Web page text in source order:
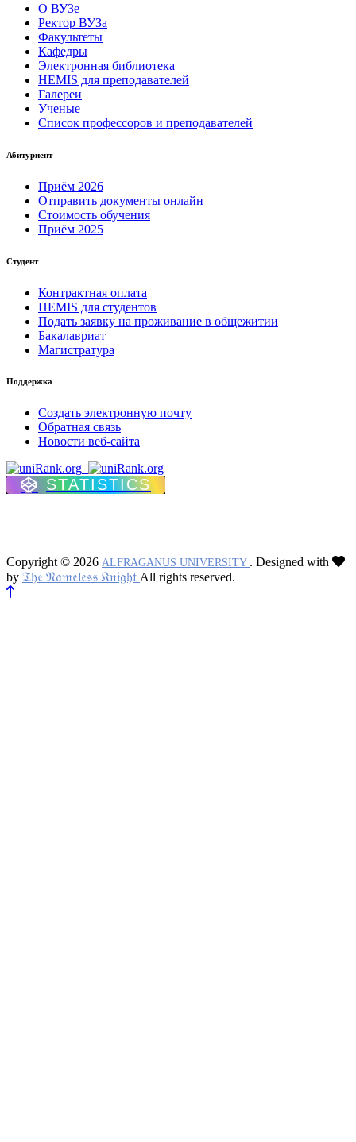
О ВУЗе
Ректор ВУЗа
Факультеты
Кафедры
Электронная библиотека
HEMIS для преподавателей
Галереи
Ученые
Список профессоров и преподавателей
Абитуриент
Приём 2026
Отправить документы онлайн
Стоимость обучения
Приём 2025
Студент
Контрактная оплата
HEMIS для студентов
Подать заявку на проживание в общежитии
Бакалавриат
Магистратура
Поддержка
Создать электронную почту
Обратная связь
Новости веб-сайта
STATISTICS
Copyright © 2026 ALFRAGANUS UNIVERSITY . Designed with
by 𝔗𝔥𝔢 𝔑𝔞𝔪𝔢𝔩𝔢𝔰𝔰 𝔎𝔫𝔦𝔤𝔥𝔱 All rights reserved.